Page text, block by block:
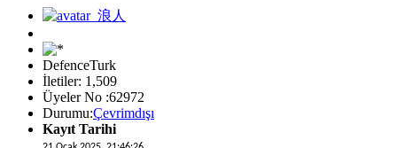
DefenceTurk
İletiler: 1,509
Üyeler No :62972
Durumu:Çevrimdışı
Kayıt Tarihi